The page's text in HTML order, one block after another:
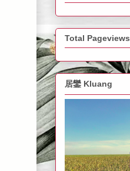
Total Pageviews
居鑾 Kluang